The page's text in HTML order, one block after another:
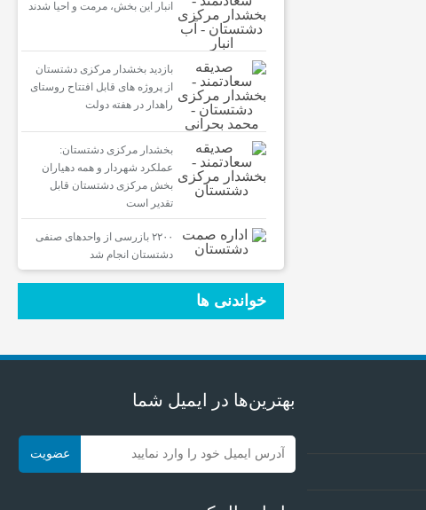
انبار این بخش، مرمت و احیا شدند
بازدید بخشدار مرکزی دشتستان
از پروژه های قابل افتتاح روستای
راهدار در هفته دولت
بخشدار مرکزی دشتستان:
عملکرد شهردار و همه دهیاران
بخش مرکزی دشتستان قابل
تقدیر است
۲۲۰۰ بازرسی از واحدهای صنفی
دشتستان انجام شد
خواندنی ها
بهترین‌ها در ایمیل شما